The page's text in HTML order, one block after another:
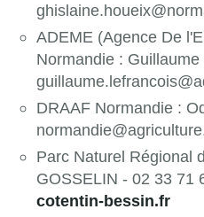
ADEME (Agence De
Normandie :
DRAAF Normandie :
Parc Naturel Régional
GOSSELIN - 02 33 71
cotentin-bessin.fr